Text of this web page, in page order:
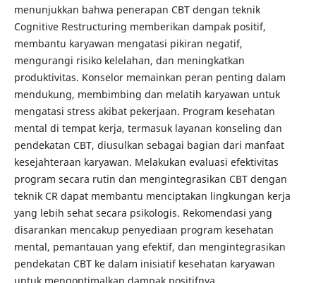
menunjukkan bahwa penerapan CBT dengan teknik
Cognitive Restructuring memberikan dampak positif,
membantu karyawan mengatasi pikiran negatif,
mengurangi risiko kelelahan, dan meningkatkan
produktivitas. Konselor memainkan peran penting dalam
mendukung, membimbing dan melatih karyawan untuk
mengatasi stress akibat pekerjaan. Program kesehatan
mental di tempat kerja, termasuk layanan konseling dan
pendekatan CBT, diusulkan sebagai bagian dari manfaat
kesejahteraan karyawan. Melakukan evaluasi efektivitas
program secara rutin dan mengintegrasikan CBT dengan
teknik CR dapat membantu menciptakan lingkungan kerja
yang lebih sehat secara psikologis. Rekomendasi yang
disarankan mencakup penyediaan program kesehatan
mental, pemantauan yang efektif, dan mengintegrasikan
pendekatan CBT ke dalam inisiatif kesehatan karyawan